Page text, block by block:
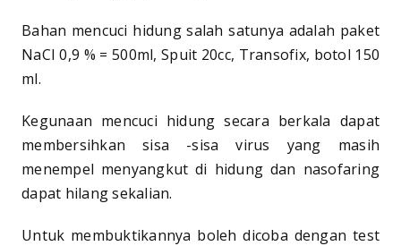
Bahan mencuci hidung salah satunya adalah paket
NaCI 0,9 % = 500ml, Spuit 20cc, Transofix, botol 150
ml.
Kegunaan mencuci hidung secara berkala dapat
membersihkan sisa -sisa virus yang masih
menempel menyangkut di hidung dan nasofaring
dapat hilang sekalian.
Untuk membuktikannya boleh dicoba dengan test